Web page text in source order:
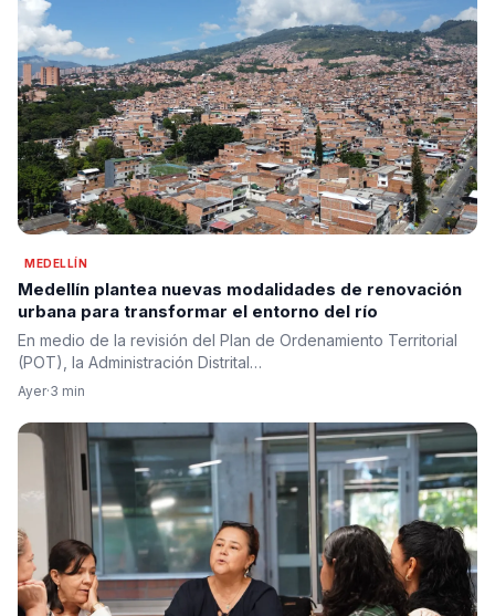
MEDELLÍN
Medellín plantea nuevas modalidades de renovación
urbana para transformar el entorno del río
En medio de la revisión del Plan de Ordenamiento Territorial
(POT), la Administración Distrital…
Ayer·3 min